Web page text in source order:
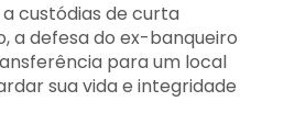
custódias de curta
a defesa do ex-banqueiro
para um local
sua vida e integridade